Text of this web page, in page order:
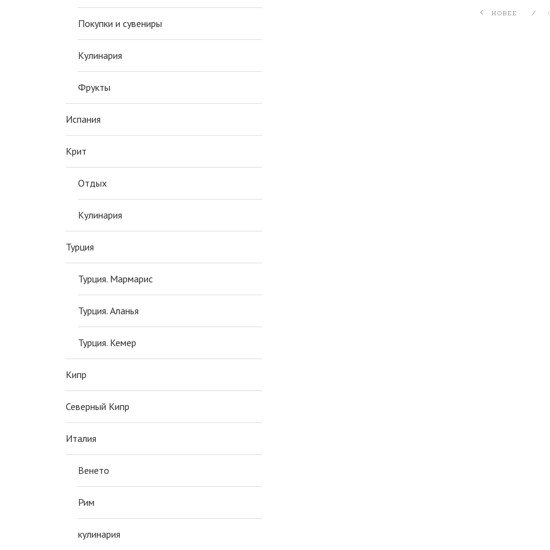
НОВЕЕ
Покупки и сувениры
Кулинария
Фрукты
Испания
Крит
Отдых
Кулинария
Турция
Турция. Мармарис
Турция. Аланья
Турция. Кемер
Кипр
Северный Кипр
Италия
Венето
Рим
кулинария